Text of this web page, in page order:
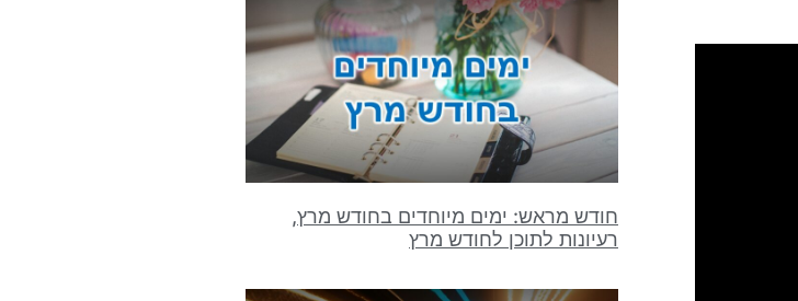
חודש מראש: ימים מיוחדים בחודש מרץ,
רעיונות לתוכן לחודש מרץ